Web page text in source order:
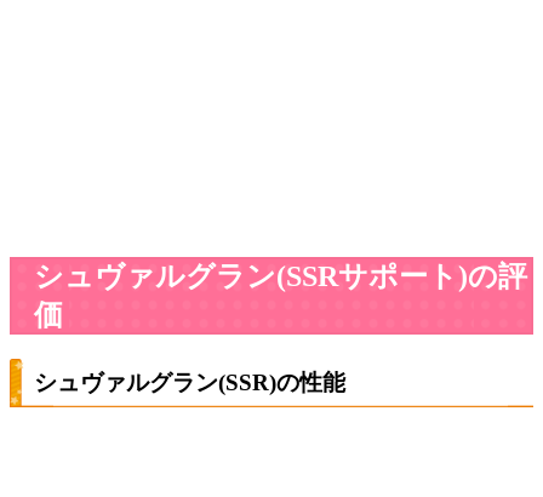
シュヴァルグラン(SSRサポート)の評
価
シュヴァルグラン(SSR)の性能